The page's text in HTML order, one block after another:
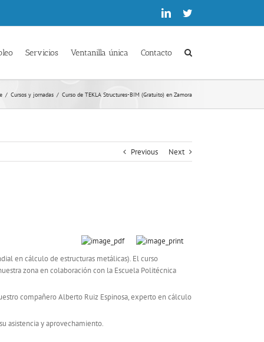
LinkedinTwitter
Servicios Ventanilla única Contacto
/ Cursos y jornadas / Curso de TEKLA Structures-BIM (Gratuito) en Zamora
Previous Next
en cálculo de estructuras metálicas). El curso
zona en colaboración con la Escuela Politécnica
compañero Alberto Ruiz Espinosa, experto en cálculo
asistencia y aprovechamiento.